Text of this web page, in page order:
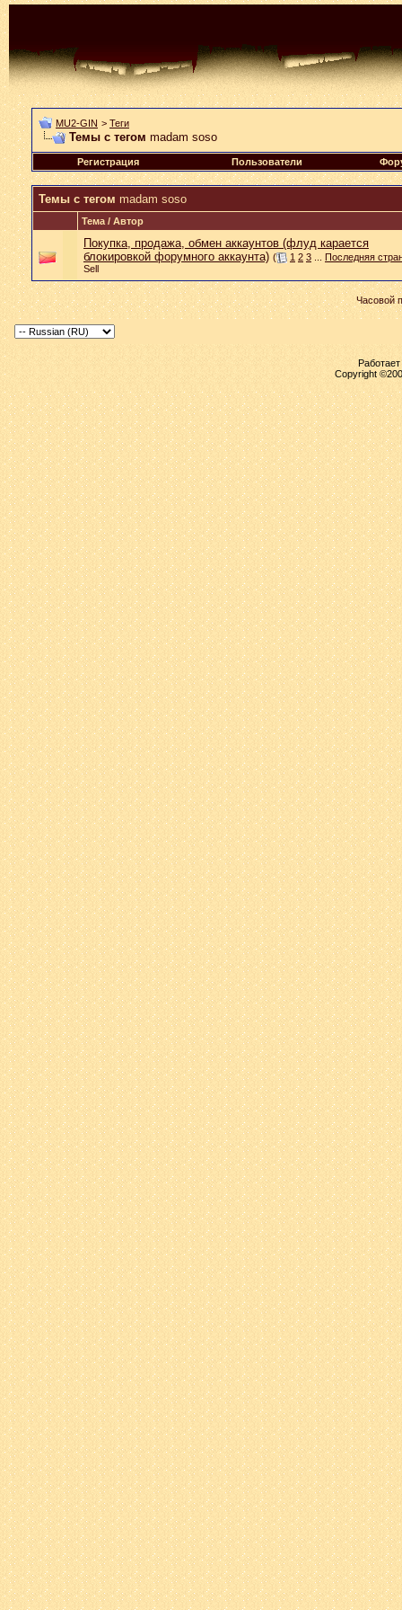
MU2-GIN > Теги
Темы с тегом madam soso
Регистрация Пользователи
Темы с тегом madam soso
Тема / Автор
Покупка, продажа, обмен аккаунтов (флуд карается
блокировкой форумного аккаунта) ( 1 2 3
Последняя
Sell
Часовой
Copyright